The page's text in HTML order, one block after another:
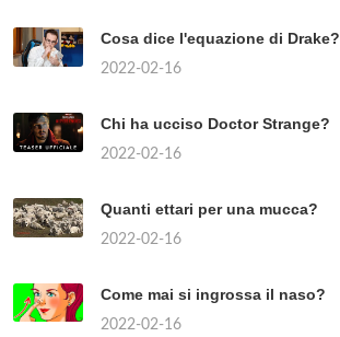
Cosa dice l'equazione di Drake?
2022-02-16
Chi ha ucciso Doctor Strange?
2022-02-16
Quanti ettari per una mucca?
2022-02-16
Come mai si ingrossa il naso?
2022-02-16